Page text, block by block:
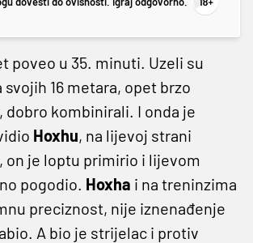
poveo u 35. minuti. Uzeli su
svojih 16 metara, opet brzo
dobro kombinirali. I onda je
Hoxhu, na lijevoj strani
on je loptu primirio i lijevom
pogodio. Hoxha i na treninzima
preciznost, nije iznenađenje
A bio je strijelac i protiv